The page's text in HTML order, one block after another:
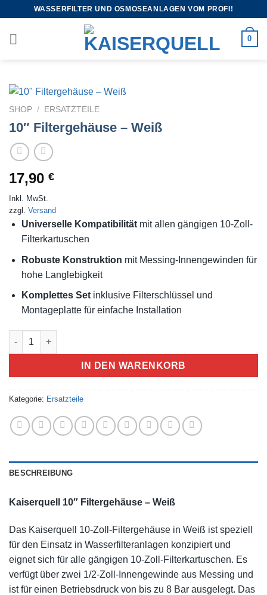
WASSERFILTER UND OSMOSEANLAGEN VOM PROFI!
0
SHOP / ERSATZTEILE
10″ Filtergehäuse – Weiß
17,90 €
Inkl. MwSt.
zzgl. Versand
Universelle Kompatibilitätmit allen gängigen 10-Zoll-
Filterkartuschen
Robuste Konstruktion mit Messing-Innengewinden für
hohe Langlebigkeit
Komplettes Setinklusive Filterschlüssel und
Montageplatte für einfache Installation
IN DEN WARENKORB
Kategorie: Ersatzteile
BESCHREIBUNG
Kaiserquell 10″ Filtergehäuse – Weiß
Das Kaiserquell 10-Zoll-Filtergehäuse in Weiß ist speziell
für den Einsatz in Wasserfilteranlagen konzipiert und
eignet sich für alle gängigen 10-Zoll-Filterkartuschen. Es
verfügt über zwei 1/2-Zoll-Innengewinde aus Messing und
ist für einen Betriebsdruck von bis zu 8 Bar ausgelegt. Das